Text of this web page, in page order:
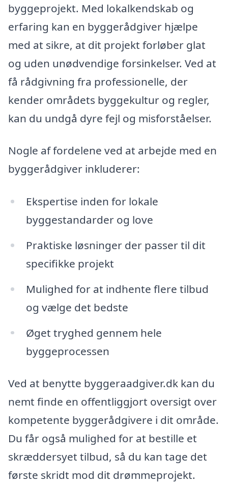
byggeprojekt. Med lokalkendskab og
erfaring kan en byggerådgiver hjælpe
med at sikre, at dit projekt forløber glat
og uden unødvendige forsinkelser. Ved at
få rådgivning fra professionelle, der
kender områdets byggekultur og regler,
kan du undgå dyre fejl og misforståelser.
Nogle af fordelene ved at arbejde med en
byggerådgiver inkluderer:
Ekspertise inden for lokale
byggestandarder og love
Praktiske løsninger der passer til dit
specifikke projekt
Mulighed for at indhente flere tilbud
og vælge det bedste
Øget tryghed gennem hele
byggeprocessen
Ved at benytte byggeraadgiver.dk kan du
nemt finde en offentliggjort oversigt over
kompetente byggerådgivere i dit område.
Du får også mulighed for at bestille et
skræddersyet tilbud, så du kan tage det
første skridt mod dit drømmeprojekt.